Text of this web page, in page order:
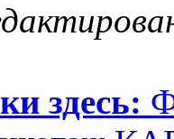
здесь: